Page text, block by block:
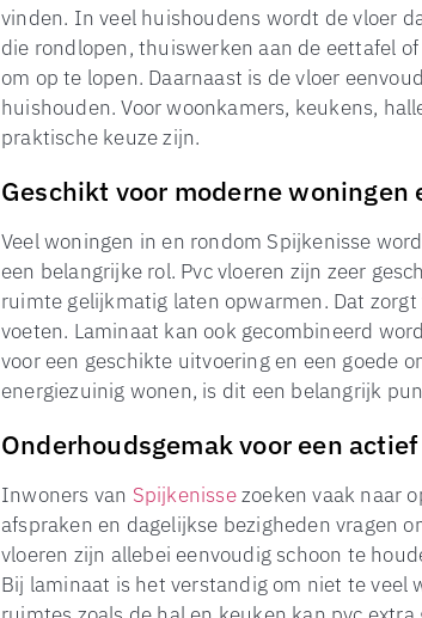
vinden. In veel huishoudens wordt de vloer
die rondlopen, thuiswerken aan de eettafel
om op te lopen. Daarnaast is de vloer
huishouden. Voor woonkamers, keukens,
praktische keuze zijn.
Geschikt voor moderne woningen
Veel woningen in en rondom Spijkenisse
een belangrijke rol. Pvc vloeren zijn zeer
ruimte gelijkmatig laten opwarmen. Dat
voeten. Laminaat kan ook gecombineerd
voor een geschikte uitvoering en een goede
energiezuinig wonen, is dit een belangrijk
Onderhoudsgemak voor een
Inwoners van Spijkenissezoeken vaak naar
afspraken en dagelijkse bezigheden vragen
vloeren zijn allebei eenvoudig schoon te
Bij laminaat is het verstandig om niet te veel